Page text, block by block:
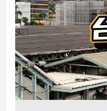
經/
股
市
房
地
產